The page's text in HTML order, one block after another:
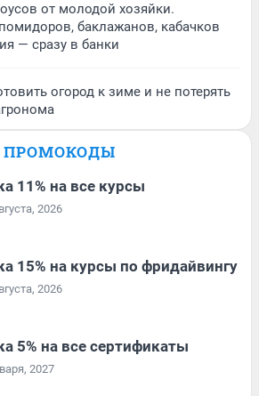
от молодой хозяйки.
баклажанов, кабачков
— сразу в банки
огород к зиме и не потерять
ПРОМОКОДЫ
11% на все курсы
2026
15% на курсы по фридайвингу
2026
5% на все сертификаты
2027